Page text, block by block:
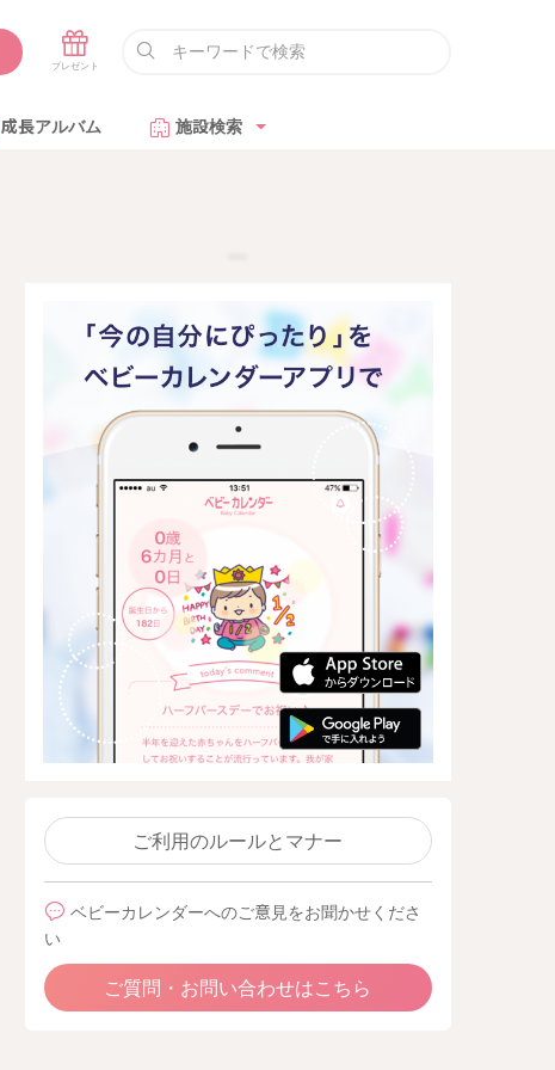
成長アルバム 施設検索
ご利用のルールとマナー
ベビーカレンダーへのご意見をお聞かせくださ
い
ご質問・お問い合わせはこちら